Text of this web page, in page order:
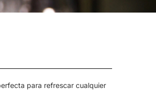
para refrescar cualquier